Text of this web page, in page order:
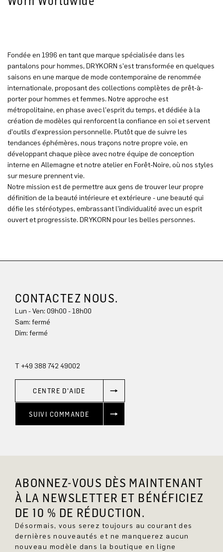
Fondée en 1996 en tant que marque spécialisée dans les
pantalons pour hommes, DRYKORN s'est transformée en quelques
saisons en une marque de mode contemporaine de renommée
internationale, proposant des collections complètes de prêt-à-
porter pour hommes et femmes. Notre approche est
métropolitaine, en phase avec l'esprit du temps, et dédiée à la
création de modèles qui renforcent la confiance en soi et servent
d'outils d'expression personnelle. Plutôt que de suivre les
tendances éphémères, nous traçons notre propre voie, en
développant chaque pièce avec notre équipe de conception
interne en Allemagne et notre atelier en Forêt-Noire, où nos styles
sur mesure prennent vie.
Notre mission est de permettre aux gens de trouver leur propre
définition de la beauté intérieure et extérieure - une beauté qui
défie les stéréotypes, embrassant l'individualité avec un esprit
ouvert et progressiste. DRYKORN pour les belles personnes.
CONTACTEZ NOUS.
Lun - Ven: 09h00 - 18h00
Sam: fermé
Dim: fermé
T +49 388 742 49002
CENTRE D'AIDE
SUIVI COMMANDE
ABONNEZ-VOUS DÈS MAINTENANT
À LA NEWSLETTER ET BÉNÉFICIEZ
DE 10 % DE RÉDUCTION.
Désormais, vous serez toujours au courant des
dernières nouveautés et ne manquerez aucun
nouveau modèle dans la boutique en ligne